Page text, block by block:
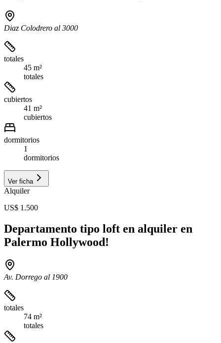
Diaz Colodrero al 3000
totales
45 m²
totales
cubiertos
41 m²
cubiertos
dormitorios
1
dormitorios
Ver ficha
Alquiler
US$ 1.500
Departamento tipo loft en alquiler en
Palermo Hollywood!
Av. Dorrego al 1900
totales
74 m²
totales